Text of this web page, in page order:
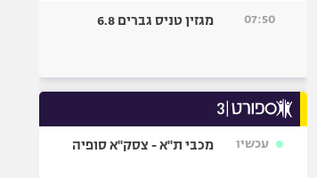
07:50 מגזין טניס גברים 6.8
עכשיו מכבי ת"א - צסק"א סופיה